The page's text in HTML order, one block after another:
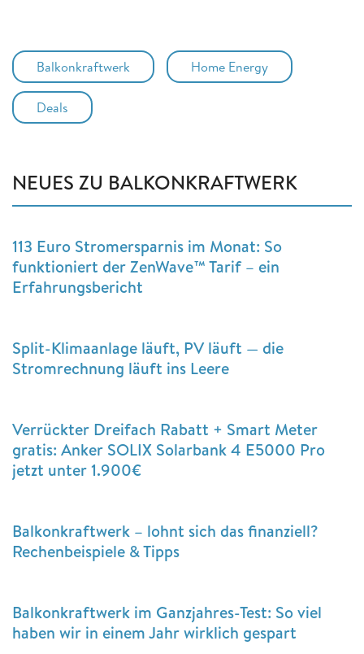
Balkonkraftwerk Home Energy
Deals
NEUES ZU BALKONKRAFTWERK
113 Euro Stromersparnis im Monat: So
funktioniert der ZenWave™ Tarif – ein
Erfahrungsbericht
Split-Klimaanlage läuft, PV läuft — die
Stromrechnung läuft ins Leere
Verrückter Dreifach Rabatt + Smart Meter
gratis: Anker SOLIX Solarbank 4 E5000 Pro
jetzt unter 1.900€
Balkonkraftwerk – lohnt sich das finanziell?
Rechenbeispiele & Tipps
Balkonkraftwerk im Ganzjahres-Test: So viel
haben wir in einem Jahr wirklich gespart